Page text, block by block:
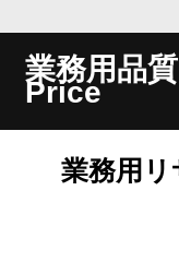
業務用品
Price
業務用